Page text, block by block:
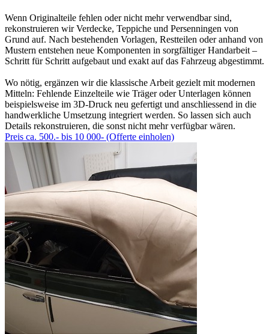
Wenn Originalteile fehlen oder nicht mehr verwendbar sind,
rekonstruieren wir Verdecke, Teppiche und Persenningen von
Grund auf. Nach bestehenden Vorlagen, Restteilen oder anhand von
Mustern entstehen neue Komponenten in sorgfältiger Handarbeit –
Schritt für Schritt aufgebaut und exakt auf das Fahrzeug abgestimmt.
Wo nötig, ergänzen wir die klassische Arbeit gezielt mit modernen
Mitteln: Fehlende Einzelteile wie Träger oder Unterlagen können
beispielsweise im 3D-Druck neu gefertigt und anschliessend in die
handwerkliche Umsetzung integriert werden. So lassen sich auch
Details rekonstruieren, die sonst nicht mehr verfügbar wären.
Preis ca. 500.- bis 10 000- (Offerte einholen)